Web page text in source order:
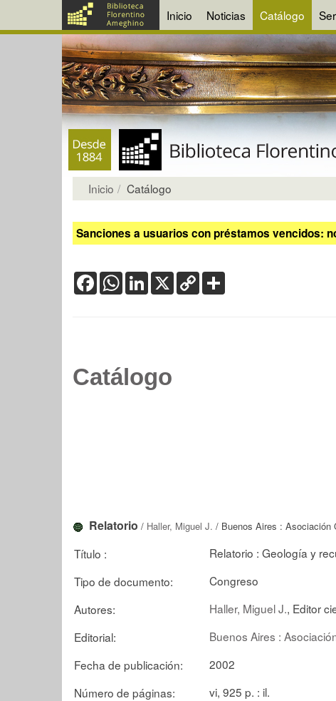
Inicio Noticias Catálogo
Inicio Catálogo
Sanciones a usuarios con préstamos vencidos:
FacebookWhatsApp
LinkedIn
X Copy
Link
Catálogo
Relatorio / Haller, Miguel J. / Buenos Aires : Asociación
Título :
Relatorio : Geología y
Tipo de documento:
Congreso
Autores:
Haller, Miguel J., Editor
Editorial:
Buenos Aires :
Fecha de publicación:
2002
Número de páginas:
vi, 925 p. : il.